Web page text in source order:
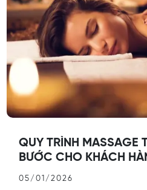
QUY TRÌNH MASSAGE
BƯỚC CHO KHÁCH
05/01/2026